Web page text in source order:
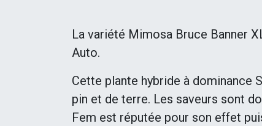
La variété Mimosa Bruce Banner
Auto.
Cette plante hybride à dominance
pin et de terre. Les saveurs sont
Fem est réputée pour son effet